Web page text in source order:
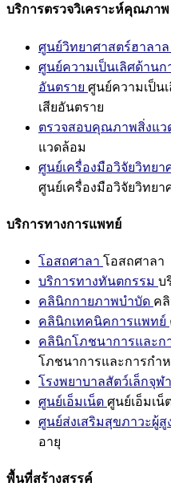
บริการตรวจวิเคราะห์คุณภาพ
ศูนย์วิทยาศาสตร์ฮาลาล
ศูนย์ความเป็นเลิศด้านก
อันตราย ศูนย์ความเป็น
เสียอันตราย
ตรวจสอบคุณภาพสิ่งแว
แวดล้อม
ศูนย์เครื่องมือวิจัยวิทยา
ศูนย์เครื่องมือวิจัยวิทยา
บริการทางการแพทย์
โอสถศาลา โอสถศาลา
บริการทางทันตกรรม บ
คลินิกกายภาพบำบัด ค
คลินิกเทคนิคการแพทย์
คลินิกโภชนาการและก
โภชนาการและการกำ
โรงพยาบาลสัตว์เล็กจุฬ
ศูนย์เอ็มเน็ต ศูนย์เอ็มเน็
ศูนย์ส่งเสริมสุขภาวะผู้สู
อายุ
พื้นที่สร้างสรรค์